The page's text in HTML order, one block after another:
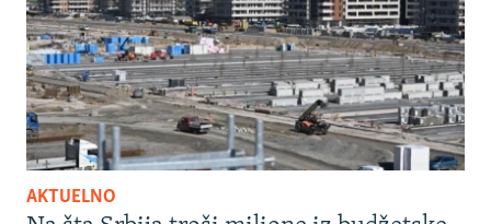
AKTUELNO